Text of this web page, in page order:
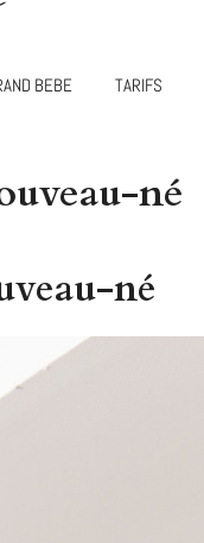
BEBE TARIFS
né
né